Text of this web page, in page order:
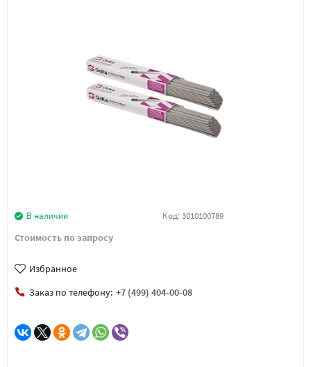
В наличии Код:3010100789
Стоимость по запросу
Избранное
Заказ по телефону: +7 (499) 404-00-08